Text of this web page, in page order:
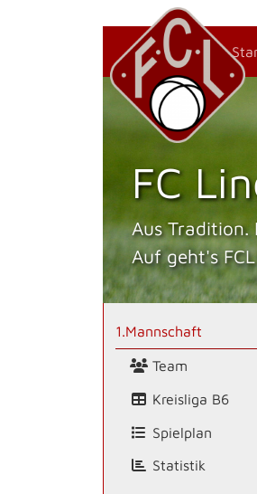
FC
Aus Tradition.
Auf geht's
1.Mannschaft
Team
Kreisliga B6
Spielplan
Statistik